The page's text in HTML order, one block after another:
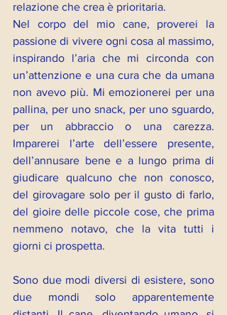
relazione che crea è prioritaria.
Nel corpo del mio cane, proverei la
passione di vivere ogni cosa al massimo,
inspirando l’aria che mi circonda con
un’attenzione e una cura che da umana
non avevo più. Mi emozionerei per una
pallina, per uno snack, per uno sguardo,
per un abbraccio o una carezza.
Imparerei l’arte dell’essere presente,
dell’annusare bene e a lungo prima di
giudicare qualcuno che non conosco,
del girovagare solo per il gusto di farlo,
del gioire delle piccole cose, che prima
nemmeno notavo, che la vita tutti i
giorni ci prospetta.
Sono due modi diversi di esistere, sono
due mondi solo apparentemente